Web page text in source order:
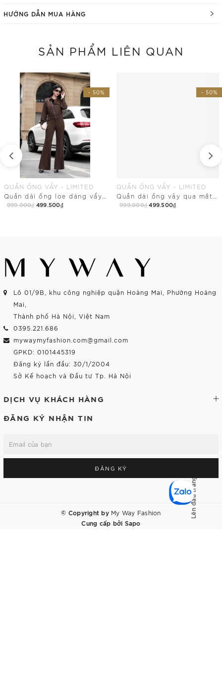
HƯỚNG DẪN MUA HÀNG
SẢN PHẨM LIÊN QUAN
- 50%
QUẦN ỐNG VẨY - LIMITED
999.000₫ 499.500₫
- 50%
QUẦN ỐNG VẨY - LIMITED
999.000₫ 499.500₫
Lô 01/9B, khu công nghiệp quận Hoàng Mai, Phường Hoàng
Mai,
Thành phố Hà Nội, Việt Nam
0395.221.686
mywaymyfashion.com@gmail.com
GPKD: 0101445319
Đăng ký lần đầu: 30/1/2004
Sở Kế hoạch và Đầu tư Tp. Hà Nội
DỊCH VỤ KHÁCH HÀNG
ĐĂNG KÝ NHẬN TIN
ĐĂNG KÝ
© Copyright by My Way Fashion
Cung cấp bởi Sapo
Lên đầu trang